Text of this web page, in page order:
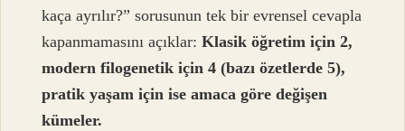
kaça ayrılır?” sorusunun tek bir evrensel cevapla
kapanmamasını açıklar:Klasik öğretim için 2,
modern filogenetik için 4 (bazı özetlerde 5),
pratik yaşam için ise amaca göre değişen
kümeler.